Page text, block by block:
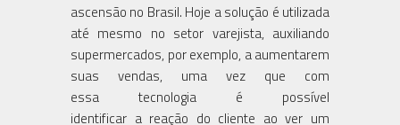
ascensão no Brasil. Hoje a solução é utilizada
até mesmo no setor varejista, auxiliando
supermercados, por exemplo, a aumentarem
suas vendas, uma vez que com
essa tecnologia é possível
identificar a reação do cliente ao ver um